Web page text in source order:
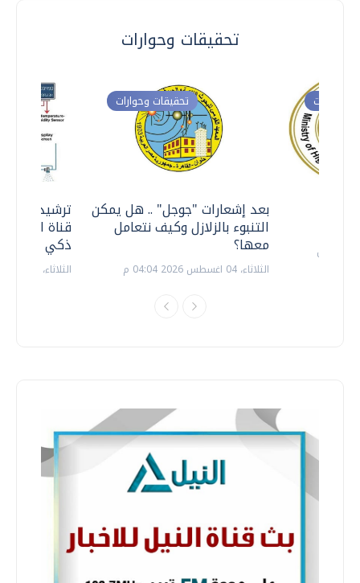
تحقيقات وحوارات
ترشيدا
قناة
ذكي
الثلاثاء، 14 يوليو 2026 06:11 م
تحقيقات وحوارات
بعد إشعارات "جوجل" .. هل يمكن
التنبوء بالزلازل وكيف نتعامل
معها؟
الثلاثاء، 04 اغسطس 2026 04:04 م
وحوارات